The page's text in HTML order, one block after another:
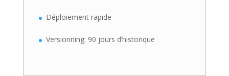
Déploiement rapide
Versionning: 90 jours d’historique